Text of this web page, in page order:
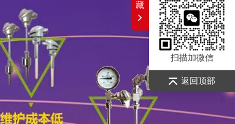
扫描加微信
返回顶部
藏